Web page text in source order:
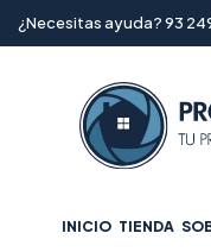
¿Necesitas ayuda? 93
INICIO TIENDA